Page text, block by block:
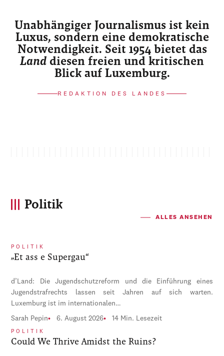
Unabhängiger Journalismus ist kein
Luxus, sondern eine demokratische
Notwendigkeit. Seit 1954 bietet das
Land diesen freien und kritischen
Blick auf Luxemburg.
REDAKTION DES LANDES
Politik
ALLES ANSEHEN
POLITIK
„Et ass e Supergau“
d’Land: Die Jugendschutzreform und die Einführung eines
Jugendstrafrechts lassen seit Jahren auf sich warten.
Luxemburg ist im internationalen…
Sarah Pepin 6. August 2026 14 Min. Lesezeit
POLITIK
Could We Thrive Amidst the Ruins?